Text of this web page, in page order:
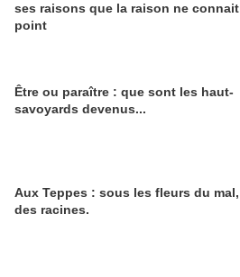
ses raisons que la raison ne connait
point
Être ou paraître : que sont les haut-
savoyards devenus...
Aux Teppes : sous les fleurs du mal,
des racines.